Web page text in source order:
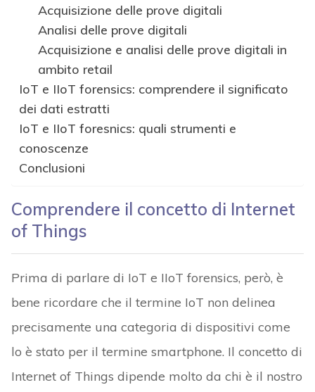
Acquisizione delle prove digitali
Analisi delle prove digitali
Acquisizione e analisi delle prove digitali in
ambito retail
IoT e IIoT forensics: comprendere il significato
dei dati estratti
IoT e IIoT foresnics: quali strumenti e
conoscenze
Conclusioni
Comprendere il concetto di Internet
of Things
Prima di parlare di IoT e IIoT forensics, però, è
bene ricordare che il termine IoT non delinea
precisamente una categoria di dispositivi come
lo è stato per il termine smartphone. Il concetto di
Internet of Things dipende molto da chi è il nostro